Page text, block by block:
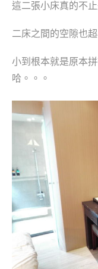
這二張小床真的不
二床之間的空隙也
小到根本就是原本
哈。。。